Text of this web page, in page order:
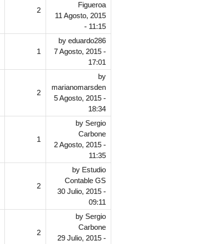
2
Figueroa
11 Agosto, 2015
- 11:15
1
by eduardo286
7 Agosto, 2015 -
17:01
2
by
marianomarsden
5 Agosto, 2015 -
18:34
1
by Sergio
Carbone
2 Agosto, 2015 -
11:35
2
by Estudio
Contable GS
30 Julio, 2015 -
09:11
2
by Sergio
Carbone
29 Julio, 2015 -